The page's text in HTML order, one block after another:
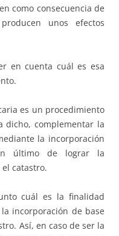
como consecuencia de
unos efectos
en cuenta cuál es esa
es un procedimiento
dicho, complementar la
la incorporación
último de lograr la
catastro.
cuál es la finalidad
incorporación de base
Así, en caso de ser la